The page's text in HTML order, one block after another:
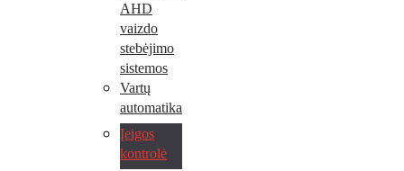
AHD
vaizdo
stebėjimo
sistemos
Vartų
automatika
Įeigos
kontrolė